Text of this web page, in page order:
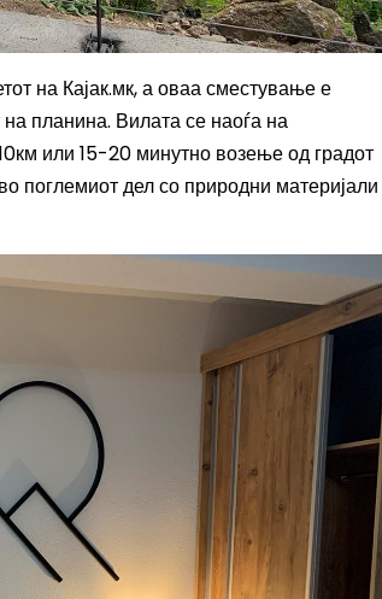
на Кајак.мк, а оваасместување е
на планина. Вилата се наоѓа на
или 15-20 минутно возење од градот
поглемиот дел со природни материјали